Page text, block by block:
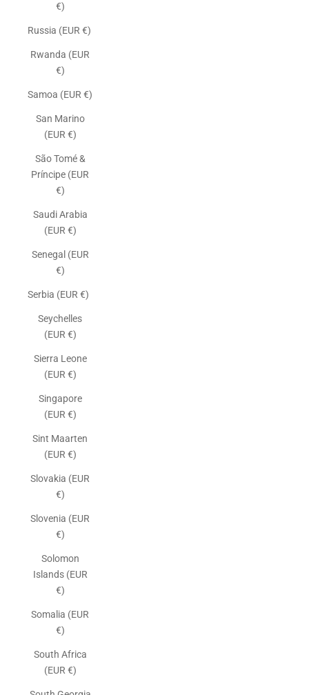
€)
Russia (EUR €)
Rwanda (EUR
€)
Samoa (EUR €)
San Marino
(EUR €)
São Tomé &
Príncipe (EUR
€)
Saudi Arabia
(EUR €)
Senegal (EUR
€)
Serbia (EUR €)
Seychelles
(EUR €)
Sierra Leone
(EUR €)
Singapore
(EUR €)
Sint Maarten
(EUR €)
Slovakia (EUR
€)
Slovenia (EUR
€)
Solomon
Islands (EUR
€)
Somalia (EUR
€)
South Africa
(EUR €)